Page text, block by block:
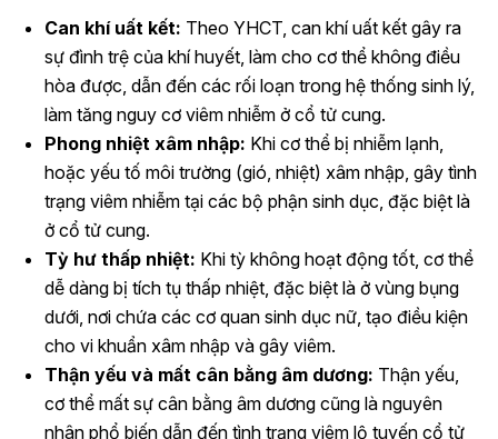
Can khí uất kết: Theo YHCT, can khí uất kết gây ra
sự đình trệ của khí huyết, làm cho cơ thể không điều
hòa được, dẫn đến các rối loạn trong hệ thống sinh lý,
làm tăng nguy cơ viêm nhiễm ở cổ tử cung.
Phong nhiệt xâm nhập: Khi cơ thể bị nhiễm lạnh,
hoặc yếu tố môi trường (gió, nhiệt) xâm nhập, gây tình
trạng viêm nhiễm tại các bộ phận sinh dục, đặc biệt là
ở cổ tử cung.
Tỳ hư thấp nhiệt: Khi tỳ không hoạt động tốt, cơ thể
dễ dàng bị tích tụ thấp nhiệt, đặc biệt là ở vùng bụng
dưới, nơi chứa các cơ quan sinh dục nữ, tạo điều kiện
cho vi khuẩn xâm nhập và gây viêm.
Thận yếu và mất cân bằng âm dương: Thận yếu,
cơ thể mất sự cân bằng âm dương cũng là nguyên
nhân phổ biến dẫn đến tình trạng viêm lộ tuyến cổ tử